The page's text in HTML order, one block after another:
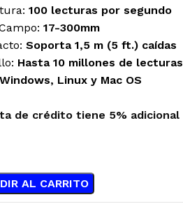
100 lecturas por segundo
17-300mm
Soporta 1,5 m (5 ft.) caídas
Hasta 10 millones de lecturas
Windows, Linux y Mac OS
de crédito tiene 5% adicional
AL CARRITO